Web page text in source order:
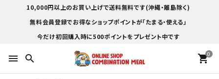
10,000円以上のお買い上げで送料無料です(沖縄・離島除く)
無料会員登録でお得なショップポイントが「たまる・使える」
今だけ初回購入時に500ポイントをプレゼント中です
menu search 0
shopping_cart